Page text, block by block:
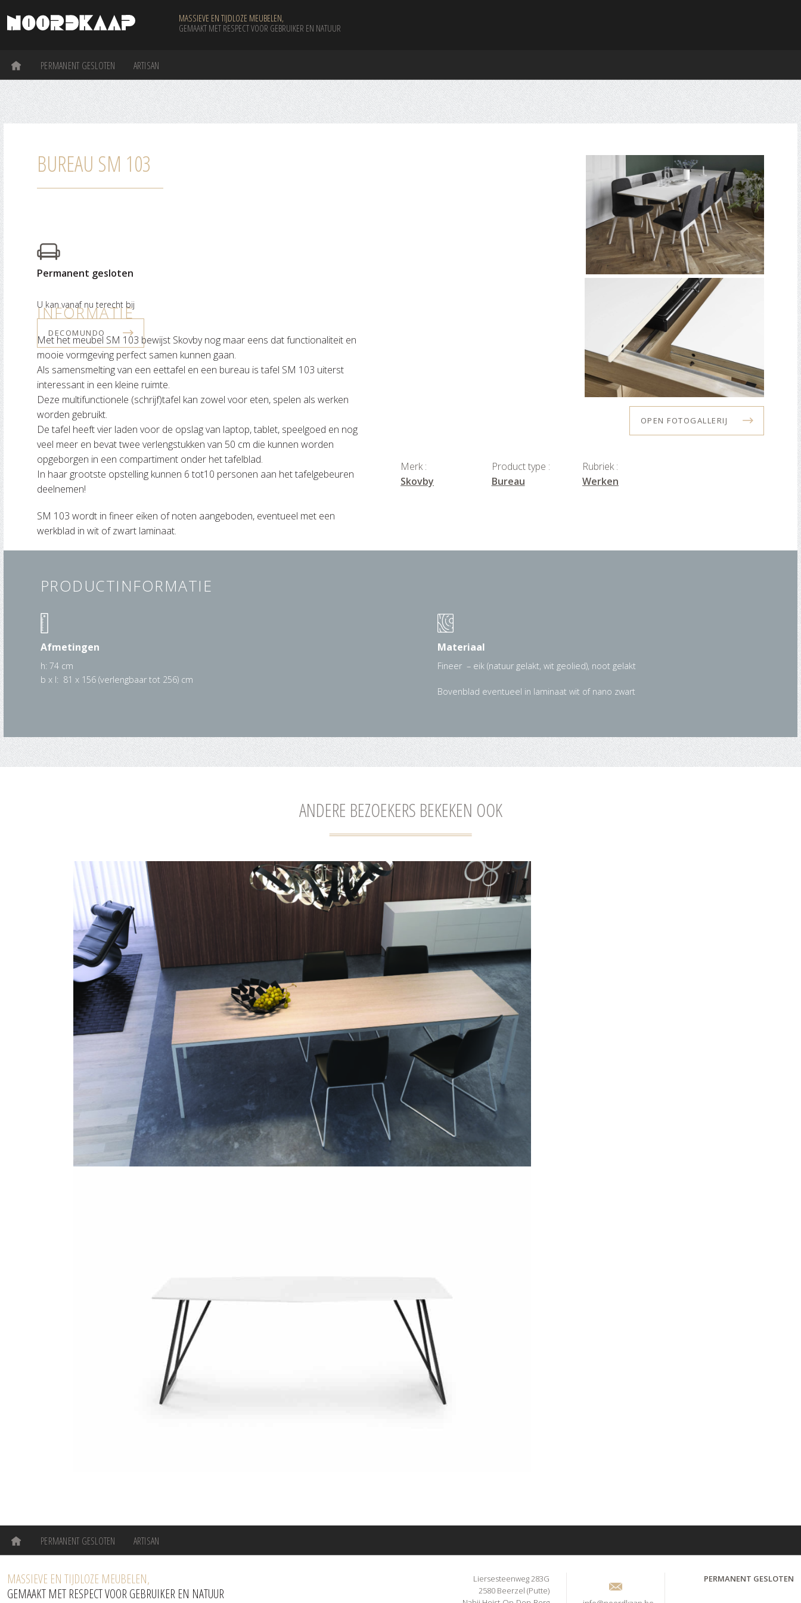
MASSIEVE EN TIJDLOZE MEUBELEN,
GEMAAKT MET RESPECT VOOR GEBRUIKER EN NATUUR
PERMANENT GESLOTEN ARTISAN
BUREAU SM 103
Permanent gesloten
U kan vanaf nu terecht bij
DECOMUNDO
OPEN FOTOGALLERIJ
INFORMATIE
Met het meubel SM 103 bewijst Skovby nog maar eens dat functionaliteit en
mooie vormgeving perfect samen kunnen gaan.
Als samensmelting van een eettafel en een bureau is tafel SM 103 uiterst
interessant in een kleine ruimte.
Deze multifunctionele (schrijf)tafel kan zowel voor eten, spelen als werken
worden gebruikt.
De tafel heeft vier laden voor de opslag van laptop, tablet, speelgoed en nog
veel meer en bevat twee verlengstukken van 50 cm die kunnen worden
opgeborgen in een compartiment onder het tafelblad.
In haar grootste opstelling kunnen 6 tot10 personen aan het tafelgebeuren
deelnemen!
SM 103 wordt in fineer eiken of noten aangeboden, eventueel met een
werkblad in wit of zwart laminaat.
Merk :
Skovby
Product type :
Bureau
Rubriek :
Werken
PRODUCTINFORMATIE
Afmetingen
h: 74 cm
b x l: 81 x 156 (verlengbaar tot 256) cm
Materiaal
Fineer – eik (natuur gelakt, wit geolied), noot gelakt
Bovenblad eventueel in laminaat wit of nano zwart
ANDERE BEZOEKERS BEKEKEN OOK
PERMANENT GESLOTEN ARTISAN
MASSIEVE EN TIJDLOZE MEUBELEN,
GEMAAKT MET RESPECT VOOR GEBRUIKER EN NATUUR
PERMANENT GESLOTEN
Liersesteenweg 283G
2580 Beerzel (Putte)